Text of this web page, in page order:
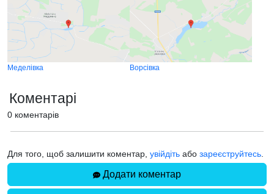
Меделівка Ворсівка
Коментарі
0 коментарів
Для того, щоб залишити коментар, увійдіть або зареєструйтесь
Додати коментар